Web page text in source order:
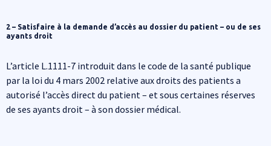
2 – Satisfaire à la demande d’accès au dossier du patient – ou de ses
ayants droit
L’article L.1111-7 introduit dans le code de la santé publique
par la loi du 4 mars 2002 relative aux droits des patients a
autorisé l’accès direct du patient – et sous certaines réserves
de ses ayants droit – à son dossier médical.